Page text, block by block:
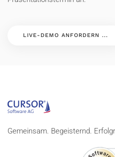
LIVE-DEMO ANFORDERN ...
Gemeinsam. Begeisternd.